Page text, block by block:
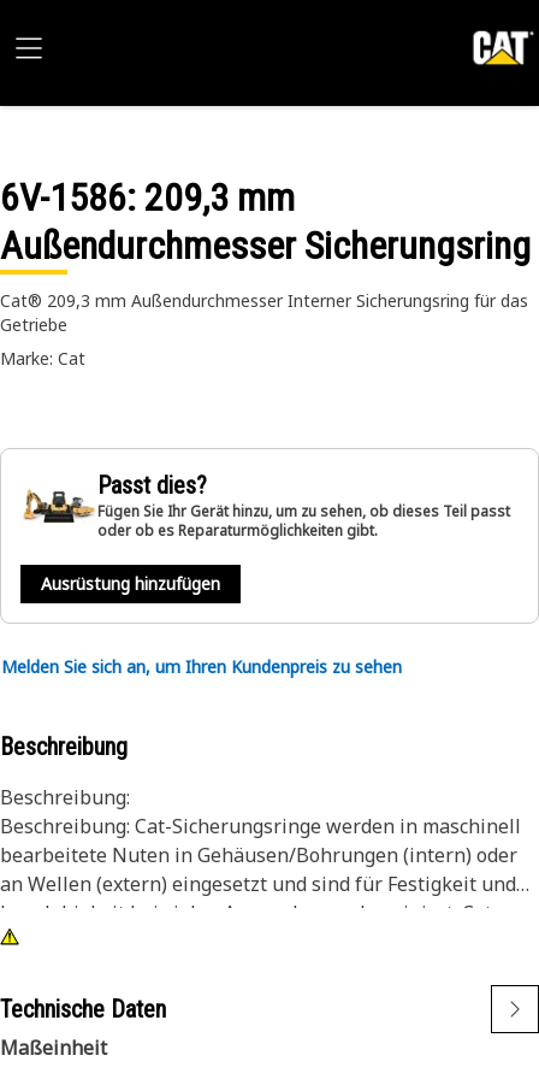
6V-1586: 209,3 mm
Außendurchmesser Sicherungsring
Cat® 209,3 mm Außendurchmesser Interner Sicherungsring für das
Getriebe
Marke: Cat
Passt dies?
Fügen Sie Ihr Gerät hinzu, um zu sehen, ob dieses Teil passt
oder ob es Reparaturmöglichkeiten gibt.
Ausrüstung hinzufügen
Melden Sie sich an, um Ihren Kundenpreis zu sehen
Beschreibung
Beschreibung:
Beschreibung: Cat-Sicherungsringe werden in maschinell
bearbeitete Nuten in Gehäusen/Bohrungen (intern) oder
an Wellen (extern) eingesetzt und sind für Festigkeit und
Langlebigkeit bei vielen Anwendungen konzipiert. Cat-
Sicherungsringe werden unter Einhaltung präziser
Haltbarkeit, Zuverlässigkeit und Produktivität aus. Sie
können sich auf die positiven Auswirkungen dieses „Built
For It“-Produkts auf Ihre Arbeitseffizienz verlassen.
Technische Daten
Maßeinheit